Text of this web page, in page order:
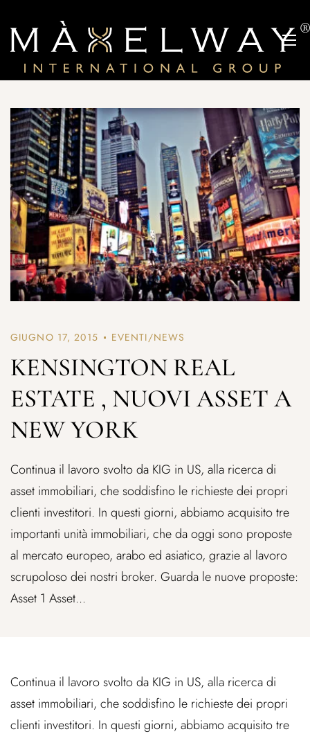
GIUGNO 17, 2015 EVENTI/NEWS
KENSINGTON REAL
ESTATE , NUOVI ASSET A
NEW YORK
Continua il lavoro svolto da KIG in US, alla ricerca di
asset immobiliari, che soddisfino le richieste dei propri
clienti investitori. In questi giorni, abbiamo acquisito tre
importanti unità immobiliari, che da oggi sono proposte
al mercato europeo, arabo ed asiatico, grazie al lavoro
scrupoloso dei nostri broker. Guarda le nuove proposte:
Asset 1 Asset...
Continua il lavoro svolto da KIG in US, alla ricerca di
asset immobiliari, che soddisfino le richieste dei propri
clienti investitori. In questi giorni, abbiamo acquisito tre